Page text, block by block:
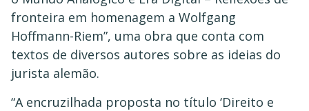
fronteira em homenagem a Wolfgang
Hoffmann-Riem”, uma obra que conta com
textos de diversos autores sobre as ideias do
jurista alemão.
“A encruzilhada proposta no título ‘Direito e